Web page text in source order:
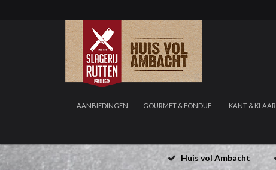
AANBIEDINGEN GOURMET & FONDUE KANT & KLAAR
Huis vol Ambacht